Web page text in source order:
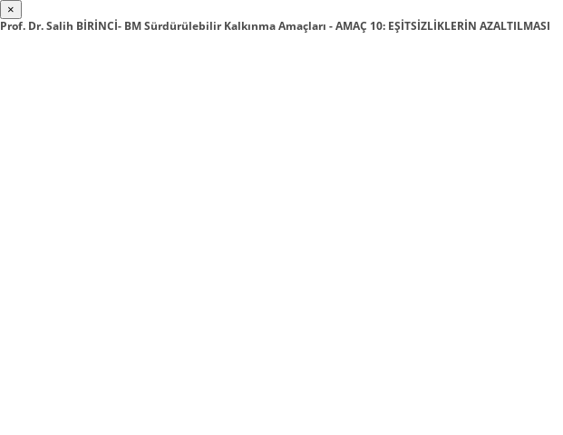
×
Prof. Dr. Salih BİRİNCİ- BM Sürdürülebilir Kalkınma Amaçları - AMAÇ 10: EŞİTSİZLİKLERİN AZALTILMASI